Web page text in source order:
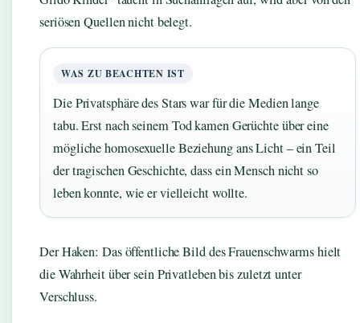
seriösen Quellen nicht belegt.
WAS ZU BEACHTEN IST
Die Privatsphäre des Stars war für die Medien lange
tabu. Erst nach seinem Tod kamen Gerüchte über eine
mögliche homosexuelle Beziehung ans Licht – ein Teil
der tragischen Geschichte, dass ein Mensch nicht so
leben konnte, wie er vielleicht wollte.
Der Haken: Das öffentliche Bild des Frauenschwarms hielt
die Wahrheit über sein Privatleben bis zuletzt unter
Verschluss.